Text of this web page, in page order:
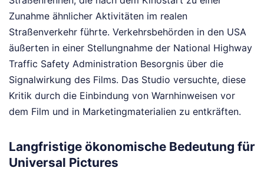
Zunahme ähnlicher Aktivitäten im realen
Straßenverkehr führte. Verkehrsbehörden in den USA
äußerten in einer Stellungnahme der National Highway
Traffic Safety Administration Besorgnis über die
Signalwirkung des Films. Das Studio versuchte, diese
Kritik durch die Einbindung von Warnhinweisen vor
dem Film und in Marketingmaterialien zu entkräften.
Langfristige ökonomische Bedeutung für
Universal Pictures